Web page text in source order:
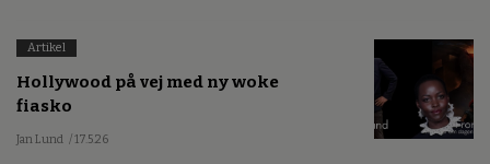
Artikel
Hollywood på vej med ny woke
fiasko
Jan Lund / 17.5.26